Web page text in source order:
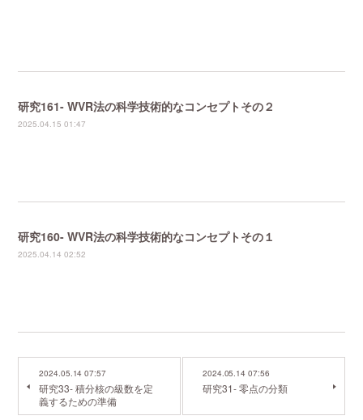
研究161- WVR法の科学技術的なコンセプトその２
2025.04.15 01:47
研究160- WVR法の科学技術的なコンセプトその１
2025.04.14 02:52
2024.05.14 07:57
研究33- 積分核の級数を定
義するための準備
2024.05.14 07:56
研究31- 零点の分類